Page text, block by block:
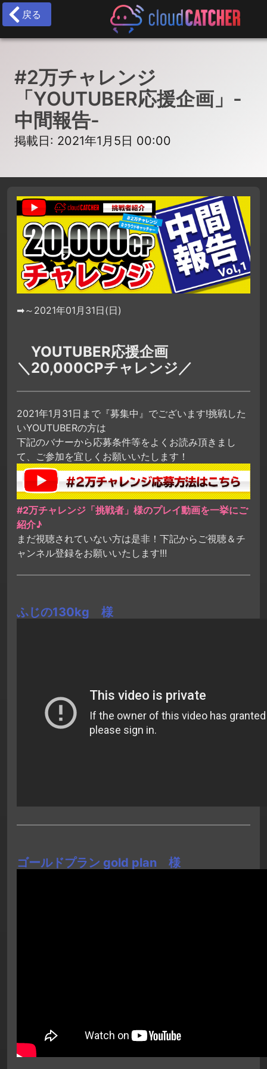
戻る
#2万チャレンジ
「YOUTUBER応援企画」-
中間報告-
掲載日: 2021年1月5日 00:00
➡～2021年01月31日(日)
YOUTUBER応援企画
＼20,000CPチャレンジ／
2021年1月31日まで『募集中』でございます!挑戦した
いYOUTUBERの方は
下記のバナーから応募条件等をよくお読み頂きまし
て、ご参加を宜しくお願いいたします！
#2万チャレンジ「挑戦者」様のプレイ動画を一挙にご
紹介♪
まだ視聴されていない方は是非！下記からご視聴＆チ
ャンネル登録をお願いいたします!!!
ふじの130kg 様
ゴールドプラン gold plan 様